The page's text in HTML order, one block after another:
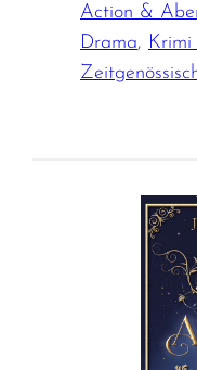
Action &
Drama,